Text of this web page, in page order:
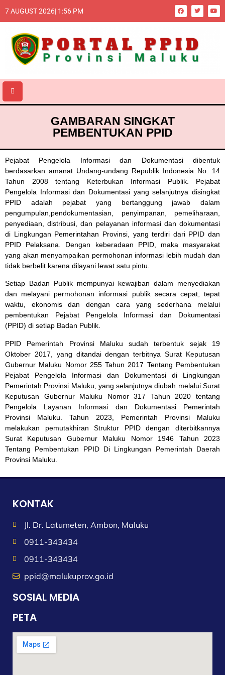
7 AUGUST 2026| 1:56 PM
GAMBARAN SINGKAT
PEMBENTUKAN PPID
Pejabat Pengelola Informasi dan Dokumentasi dibentuk
berdasarkan amanat Undang-undang Republik Indonesia No. 14
Tahun 2008 tentang Keterbukan Informasi Publik. Pejabat
Pengelola Informasi dan Dokumentasi yang selanjutnya disingkat
PPID adalah pejabat yang bertanggung jawab dalam
pengumpulan,pendokumentasian, penyimpanan, pemeliharaan,
penyediaan, distribusi, dan pelayanan informasi dan dokumentasi
di Lingkungan Pemerintahan Provinsi, yang terdiri dari PPID dan
PPID Pelaksana. Dengan keberadaan PPID, maka masyarakat
yang akan menyampaikan permohonan informasi lebih mudah dan
tidak berbelit karena dilayani lewat satu pintu.
Setiap Badan Publik mempunyai kewajiban dalam menyediakan
dan melayani permohonan informasi publik secara cepat, tepat
waktu, ekonomis dan dengan cara yang sederhana melalui
pembentukan Pejabat Pengelola Informasi dan Dokumentasi
(PPID) di setiap Badan Publik.
PPID Pemerintah Provinsi Maluku sudah terbentuk sejak 19
Oktober 2017, yang ditandai dengan terbitnya Surat Keputusan
Gubernur Maluku Nomor 255 Tahun 2017 Tentang Pembentukan
Pejabat Pengelola Informasi dan Dokumentasi di Lingkungan
Pemerintah Provinsi Maluku, yang selanjutnya diubah melalui Surat
Keputusan Gubernur Maluku Nomor 317 Tahun 2020 tentang
Pengelola Layanan Informasi dan Dokumentasi Pemerintah
Provinsi Maluku. Tahun 2023, Pemerintah Provinsi Maluku
melakukan pemutakhiran Struktur PPID dengan diterbitkannya
Surat Keputusan Gubernur Maluku Nomor 1946 Tahun 2023
Tentang Pembentukan PPID Di Lingkungan Pemerintah Daerah
Provinsi Maluku.
KONTAK
Jl. Dr. Latumeten, Ambon, Maluku
0911-343434
0911-343434
ppid@malukuprov.go.id
SOSIAL MEDIA
PETA